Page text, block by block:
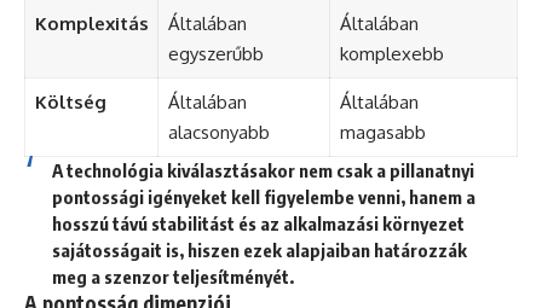
Komplexitás
Általában
egyszerűbb
Általában
komplexebb
Költség
Általában
alacsonyabb
Általában
magasabb
A technológia kiválasztásakor nem csak a pillanatnyi
pontossági igényeket kell figyelembe venni, hanem a
hosszú távú stabilitást és az alkalmazási környezet
sajátosságait is, hiszen ezek alapjaiban határozzák
meg a szenzor teljesítményét.